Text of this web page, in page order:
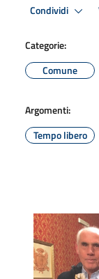
Condividi
Categorie:
Comune
Argomenti:
Tempo libero